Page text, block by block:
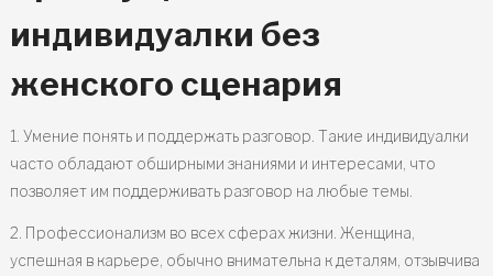
индивидуалки без
женского сценария
1. Умение понять и поддержать разговор. Такие индивидуалки
часто обладают обширными знаниями и интересами, что
позволяет им поддерживать разговор на любые темы.
2. Профессионализм во всех сферах жизни. Женщина,
успешная в карьере, обычно внимательна к деталям, отзывчива